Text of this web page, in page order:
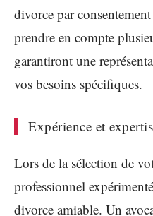
divorce par
prendre en compte
garantiront une
vos besoins spécifiques.
Expérience et
Lors de la sélection de
professionnel
divorce amiable. Un